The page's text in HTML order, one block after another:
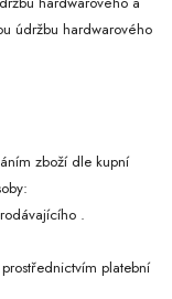
údržbu hardwarového
zboží dle kupní
.
platební